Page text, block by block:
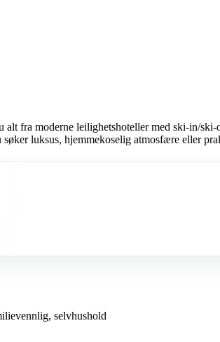
fra moderne leilighetshoteller med ski-in/
luksus, hjemmekoselig atmosfære eller
selvhushold